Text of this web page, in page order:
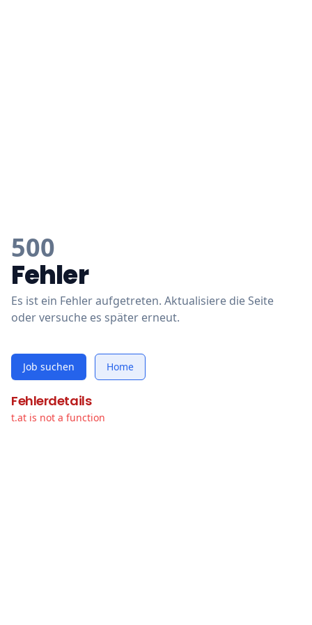
500
Fehler
Es ist ein Fehler aufgetreten. Aktualisiere die Seite
oder versuche es später erneut.
Job suchen Home
Fehlerdetails
t.at is not a function